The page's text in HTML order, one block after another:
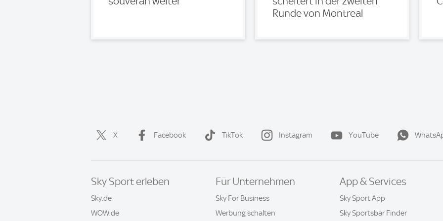
Runde von Montreal
X Facebook TikTok Instagram YouTube
Sky Sport erleben
Sky.de
WOW.de
Für Unternehmen
Sky For Business
Werbung schalten
App & Services
Sky Sport App
Sky Sportsbar Finder